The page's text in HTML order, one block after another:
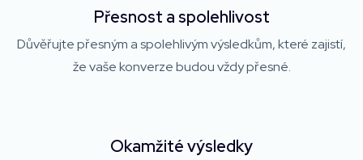
Přesnost a spolehlivost
Důvěřujte přesným a spolehlivým výsledkům, které zajistí,
že vaše konverze budou vždy přesné.
Okamžité výsledky